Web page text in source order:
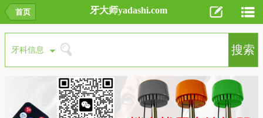
首页 牙大师yadashi.com